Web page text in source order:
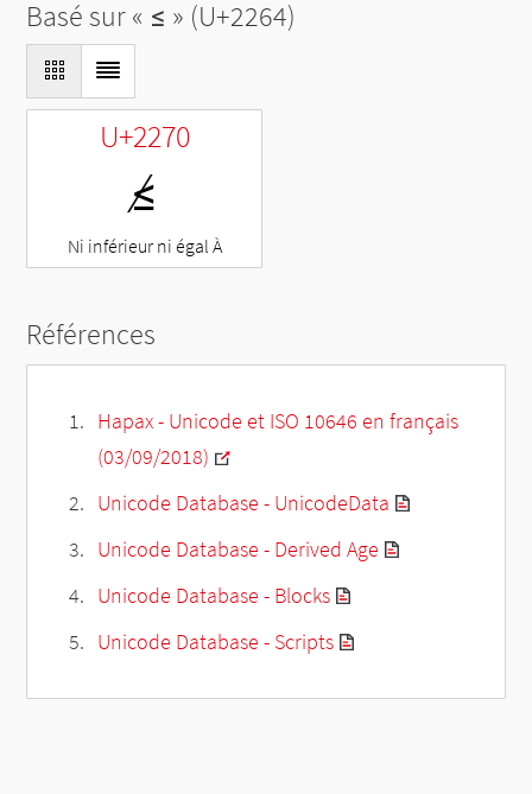
Basé sur « ≤ » (U+2264)
U+2270
≰
Ni inférieur ni égal À
Références
Hapax - Unicode et ISO 10646 en français
(03/09/2018)
Unicode Database - UnicodeData
Unicode Database - Derived Age
Unicode Database - Blocks
Unicode Database - Scripts